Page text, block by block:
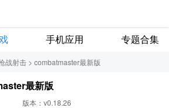
手机应用 专题合集
战射击 > combatmaster最新版
最新版
版本：v0.18.26